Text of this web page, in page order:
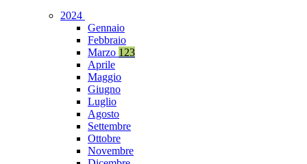
2024
Gennaio
Febbraio
Marzo 123
Aprile
Maggio
Giugno
Luglio
Agosto
Settembre
Ottobre
Novembre